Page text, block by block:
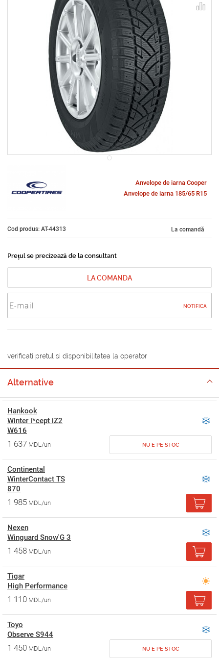
Anvelope de iarna Cooper
Anvelope de iarna 185/65 R15
Cod produs: AT-44313 La comandă
Prețul se precizează de la consultant
LA COMANDA
NOTIFICA
verificati pretul si disponibilitatea la operator
Alternative
Hankook
Winter i*cept iZ2
W616
1 637 MDL/un NU E PE STOC
Continental
WinterContact TS
870
1 985 MDL/un
Nexen
Winguard Snow'G 3
1 458 MDL/un
Tigar
High Performance
1 110 MDL/un
Toyo
Observe S944
1 450 MDL/un NU E PE STOC